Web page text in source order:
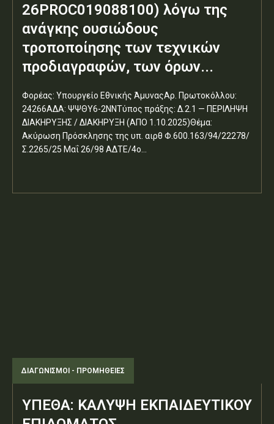
26PROC019088100) λόγω της
ανάγκης ουσιώδους
τροποποίησης των τεχνικών
προδιαγραφών, των όρων...
Φορέας: Υπουργείο Εθνικής ΆμυναςΑρ. Πρωτοκόλλου:
24266ΑΔΑ: ΨΨΘΥ6-2ΝΝΤύπος πράξης: Δ.2.1 — ΠΕΡΙΛΗΨΗ
ΔΙΑΚΗΡΥΞΗΣ / ΔΙΑΚΗΡΥΞΗ (ΑΠΟ 1.10.2025)Θέμα:
Ακύρωση Πρόσκλησης της υπ. αιρθ Φ.600.163/94/22278/
Σ.2265/25 Μαΐ 26/98 ΑΔΤΕ/4ο...
ΔΙΑΓΩΝΙΣΜΟΊ - ΠΡΟΜΉΘΕΙΕΣ
ΥΠΕΘΑ: ΚΑΛΥΨΗ ΕΚΠΑΙΔΕΥΤΙΚΟΥ